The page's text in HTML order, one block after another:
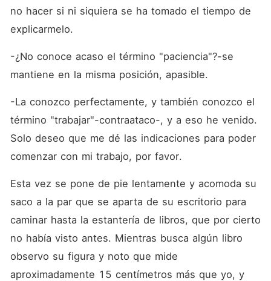
no hacer si ni siquiera se ha tomado el tiempo de
explicarmelo.
-¿No conoce acaso el término "paciencia"?-se
mantiene en la misma posición, apasible.
-La conozco perfectamente, y también conozco el
término "trabajar"-contraataco-, y a eso he venido.
Solo deseo que me dé las indicaciones para poder
comenzar con mi trabajo, por favor.
Esta vez se pone de pie lentamente y acomoda su
saco a la par que se aparta de su escritorio para
caminar hasta la estantería de libros, que por cierto
no había visto antes. Mientras busca algún libro
observo su figura y noto que mide
aproximadamente 15 centímetros más que yo, y